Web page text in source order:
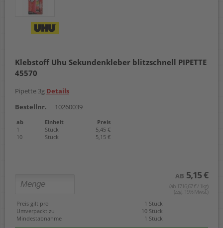
Klebstoff Uhu Sekundenkleber blitzschnell PIPETTE
45570
Pipette 3g Details
Bestellnr.
10260039
ab Einheit
Preis
1
Stück
5,45 €
10
Stück 5,15 €
AB 5,15 €
(ab 1716,67 € / 1kg)
(zzgl. 19% Mwst.)
Preis gilt pro
1 Stück
Umverpackt zu
10 Stück
Mindestabnahme
1 Stück